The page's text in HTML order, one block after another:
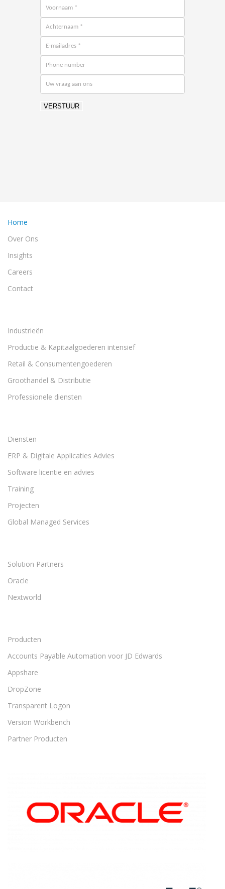
VERSTUUR
Home
Over Ons
Insights
Careers
Contact
Industrieën
Productie & Kapitaalgoederen intensief
Retail & Consumentengoederen
Groothandel & Distributie
Professionele diensten
Diensten
ERP & Digitale Applicaties Advies
Software licentie en advies
Training
Projecten
Global Managed Services
Solution Partners
Oracle
Nextworld
Producten
Accounts Payable Automation voor JD Edwards
Appshare
DropZone
Transparent Logon
Version Workbench
Partner Producten